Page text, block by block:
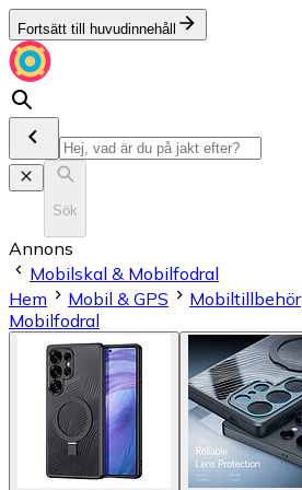
Fortsätt till huvudinnehåll
Sök
Annons
Mobilskal & Mobilfodral
Hem
Mobil & GPS Mobiltillbehör
Mobilfodral